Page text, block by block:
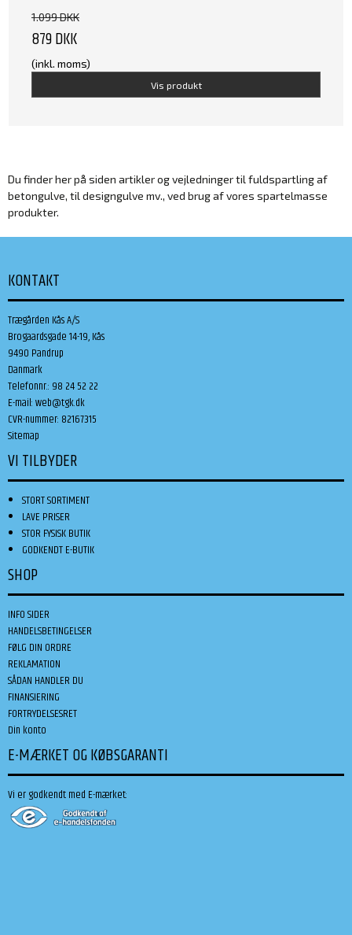
1.099 DKK
879 DKK
(inkl. moms)
Vis produkt
Du finder her på siden artikler og vejledninger til fuldspartling af
betongulve, til designgulve mv., ved brug af vores spartelmasse
produkter.
KONTAKT
Trægården Kås A/S
Brogaardsgade 14-19, Kås
9490 Pandrup
Danmark
Telefonnr.: 98 24 52 22
E-mail:web@tgk.dk
CVR-nummer: 82167315
Sitemap
VI TILBYDER
STORT SORTIMENT
LAVE PRISER
STOR FYSISK BUTIK
GODKENDT E-BUTIK
SHOP
INFO SIDER
HANDELSBETINGELSER
FØLG DIN ORDRE
REKLAMATION
SÅDAN HANDLER DU
FINANSIERING
FORTRYDELSESRET
Din konto
E-MÆRKET OG KØBSGARANTI
Vi er godkendt med E-mærket: